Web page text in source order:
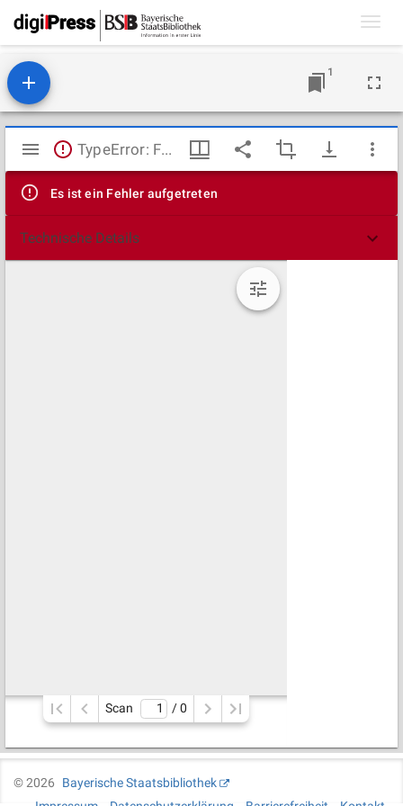
1
Mirador
Viewer
TypeError: Failed to fetch
Es ist ein Fehler aufgetreten
Technische Details
Scan / 0
©2026
Bayerische Staatsbibliothek